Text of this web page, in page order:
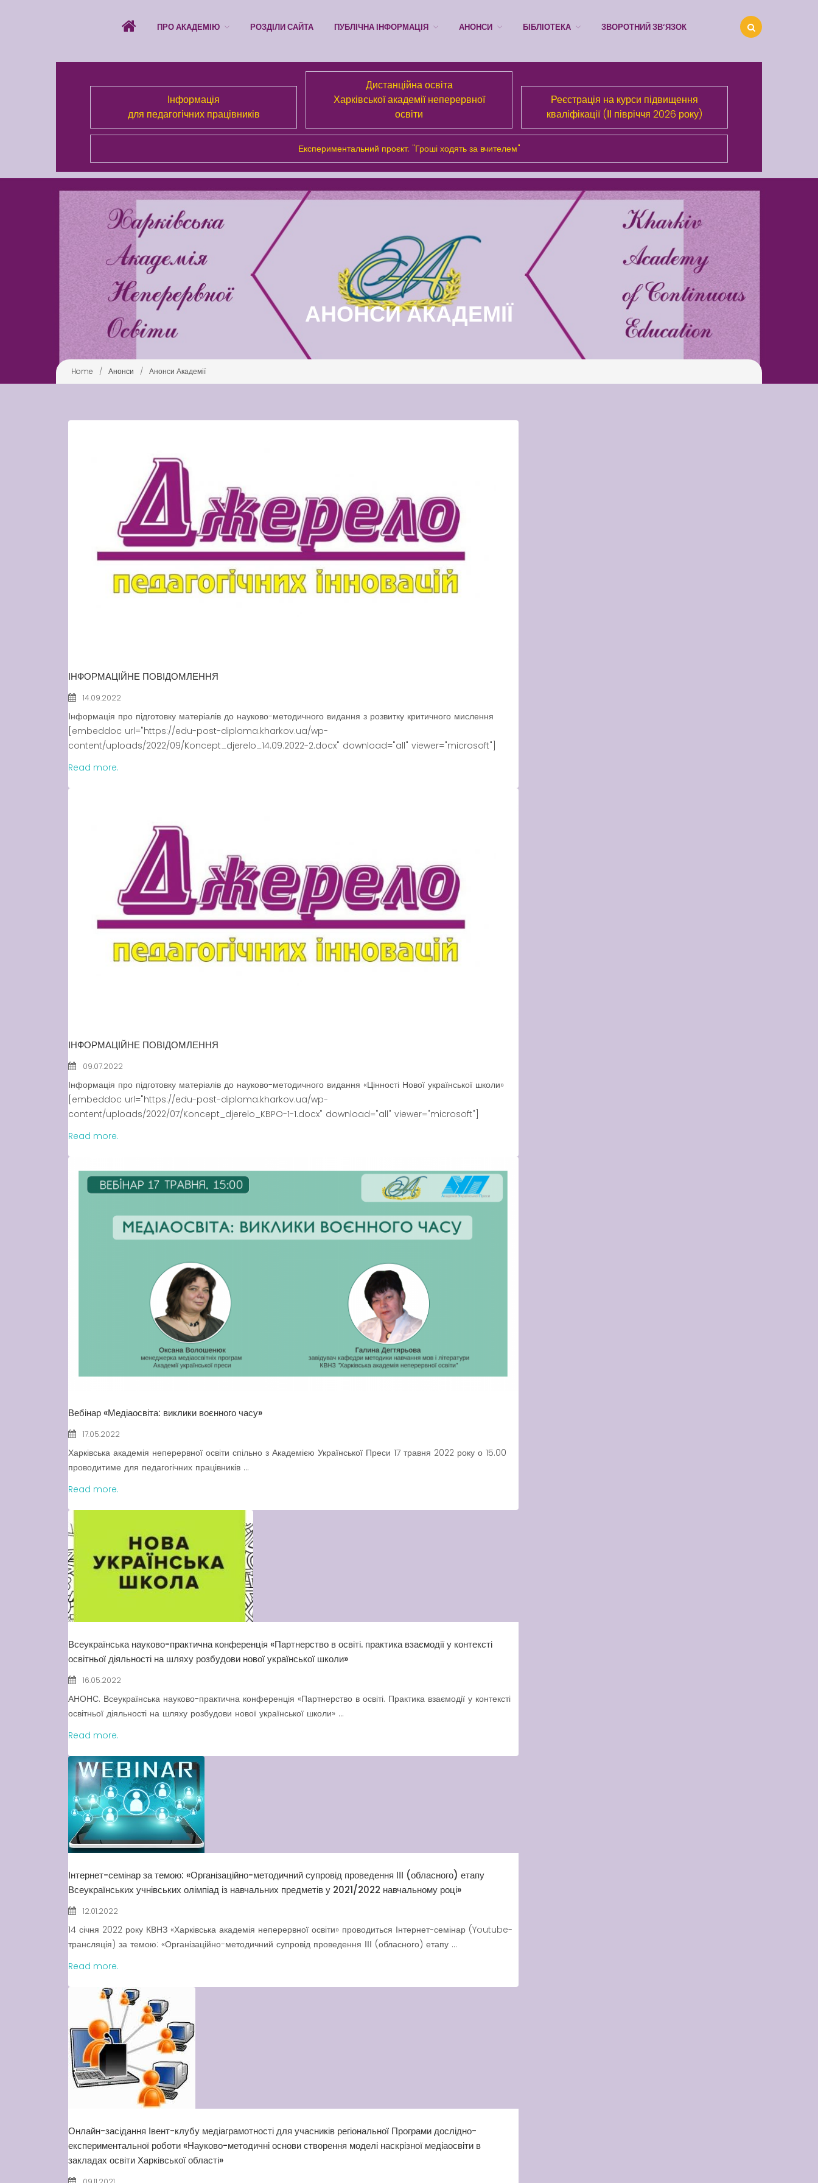
Про Академію
Розділи сайта
Анонси
Бібліотека
Зворотний зв’язок
Latter match class
Swimming Lessons at New
Pool
Play is Our Brain’s Favorite
Way
ПРО АКАДЕМІЮ РОЗДІЛИ САЙТА ПУБЛІЧНА ІНФОРМАЦІЯ АНОНСИ БІБЛІОТЕКА ЗВОРОТНИЙ ЗВ’ЯЗОК
Інформація
для педагогічних працівників
Дистанційна освіта
Харківської академії неперервної
освіти
Реєстрація на курси підвищення
кваліфікації (ІІ півріччя 2026 року)
Експериментальний проєкт: "Гроші ходять за вчителем"
АНОНСИ АКАДЕМІЇ
Home / Анонси / Анонси Академії
ІНФОРМАЦІЙНЕ ПОВІДОМЛЕННЯ
14.09.2022
Інформація про підготовку матеріалів до науково-методичного видання з розвитку критичного мислення
[embeddoc url="https://edu-post-diploma.kharkov.ua/wp-
content/uploads/2022/09/Koncept_djerelo_14.09.2022-2.docx" download="all" viewer="microsoft"]
Read more.
ІНФОРМАЦІЙНЕ ПОВІДОМЛЕННЯ
09.07.2022
Інформація про підготовку матеріалів до науково-методичного видання «Цінності Нової української школи»
[embeddoc url="https://edu-post-diploma.kharkov.ua/wp-
content/uploads/2022/07/Koncept_djerelo_KBPO-1-1.docx" download="all" viewer="microsoft"]
Read more.
Вебінар «Медіаосвіта: виклики воєнного часу»
17.05.2022
Харківська академія неперервної освіти спільно з Академією Української Преси 17 травня 2022 року о 15.00
проводитиме для педагогічних працівників ...
Read more.
Всеукраїнська науково-практична конференція «Партнерство в освіті. практика взаємодії у контексті
освітньої діяльності на шляху розбудови нової української школи»
16.05.2022
АНОНС. Всеукраїнська науково-практична конференція «Партнерство в освіті. Практика взаємодії у контексті
освітньої діяльності на шляху розбудови нової української школи» ...
Read more.
Інтернет-семінар за темою: «Організаційно-методичний супровід проведення ІІІ (обласного) етапу
Всеукраїнських учнівських олімпіад із навчальних предметів у 2021/2022 навчальному році»
12.01.2022
14 січня 2022 року КВНЗ «Харківська академія неперервної освіти» проводиться Інтернет-семінар (Youtube-
трансляція) за темою: «Організаційно-методичний супровід проведення ІІІ (обласного) етапу ...
Read more.
Онлайн-засідання Івент-клубу медіаграмотності для учасників регіональної Програми дослідно-
експериментальної роботи «Науково-методичні основи створення моделі наскрізної медіаосвіти в
закладах освіти Харківської області»